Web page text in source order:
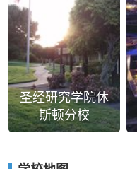
圣经研究学院休
斯顿分校